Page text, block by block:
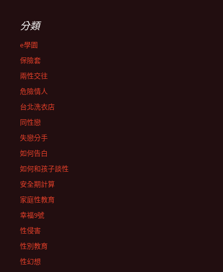
分類
e學園
保險套
兩性交往
危險情人
台北洗衣店
同性戀
失戀分手
如何告白
如何和孩子談性
安全期計算
家庭性教育
幸福9號
性侵害
性別教育
性幻想